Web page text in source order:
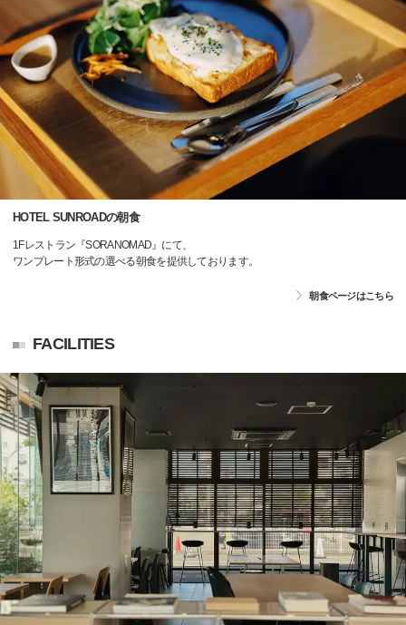
HOTEL SUNROADの朝食
1Fレストラン『SORANOMAD』にて、
ワンプレート形式の選べる朝食を提供しております。
朝食ページはこちら
FACILITIES